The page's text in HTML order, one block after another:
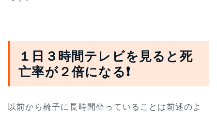
１日３時間テレビを見ると死
亡率が２倍になる❗
以前から椅子に長時間坐っていることは前述のよ